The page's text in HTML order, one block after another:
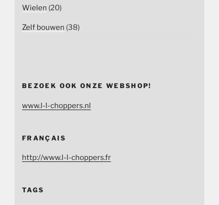
Wielen (20)
Zelf bouwen (38)
BEZOEK OOK ONZE WEBSHOP!
www.l-l-choppers.nl
FRANÇAIS
http://www.l-l-choppers.fr
TAGS